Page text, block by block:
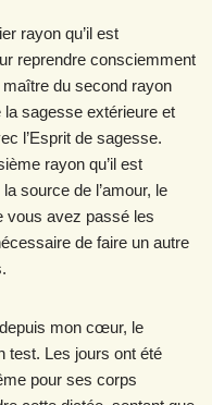
rayon qu’il est
reprendre consciemment
du second rayon
la sagesse extérieure et
l’Esprit de sagesse.
rayon qu’il est
source de l’amour, le
vous avez passé les
de faire un autre
mon cœur, le
test. Les jours ont été
pour ses corps